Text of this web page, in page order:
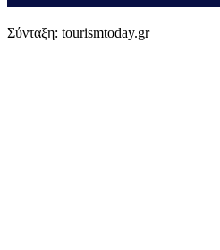
Σύνταξη: tourismtoday.gr